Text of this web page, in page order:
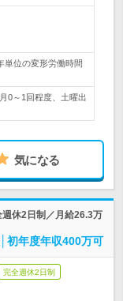
単位の変形労働時間
0～1回程度、土曜出
気になる
休2日制／月給26.3万
初年度年収400万可
完全週休2日制